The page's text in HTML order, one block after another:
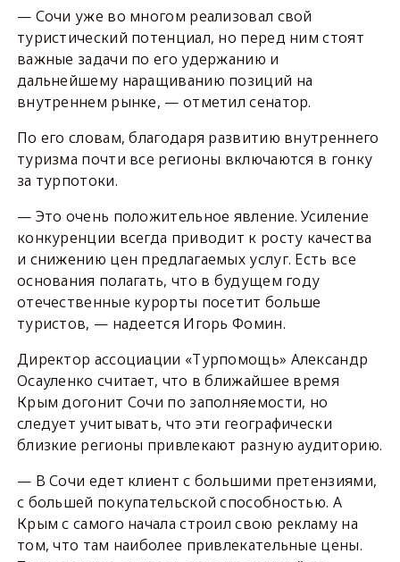
— Сочи уже во многом реализовал свой
туристический потенциал, но перед ним стоят
важные задачи по его удержанию и
дальнейшему наращиванию позиций на
внутреннем рынке, — отметил сенатор.
По его словам, благодаря развитию внутреннего
туризма почти все регионы включаются в гонку
за турпотоки.
— Это очень положительное явление. Усиление
конкуренции всегда приводит к росту качества
и снижению цен предлагаемых услуг. Есть все
основания полагать, что в будущем году
отечественные курорты посетит больше
туристов, — надеется Игорь Фомин.
Директор ассоциации «Турпомощь» Александр
Осауленко считает, что в ближайшее время
Крым догонит Сочи по заполняемости, но
следует учитывать, что эти географически
близкие регионы привлекают разную аудиторию.
— В Сочи едет клиент с большими претензиями,
с большей покупательской способностью. А
Крым с самого начала строил свою рекламу на
том, что там наиболее привлекательные цены.